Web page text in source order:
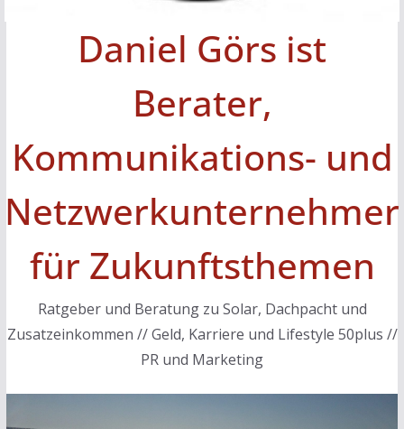
Daniel Görs ist
Berater,
Kommunikations- und
Netzwerkunternehmer
für Zukunftsthemen
Ratgeber und Beratung zu Solar, Dachpacht und
Zusatzeinkommen // Geld, Karriere und Lifestyle 50plus //
PR und Marketing